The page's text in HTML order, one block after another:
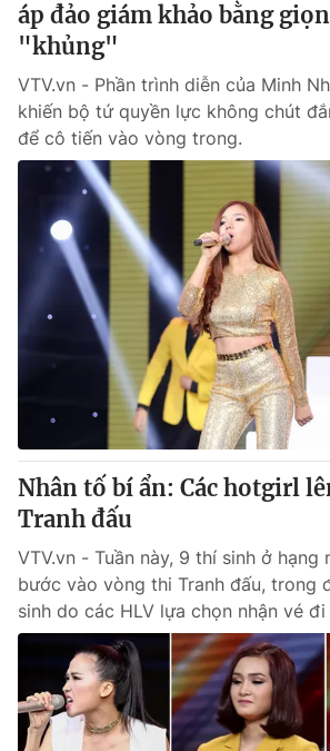
Emagazine Podcast
Photo
Video Shorts
VTV Money VTV Thể
VTV Sức khoẻ Bất
Thị trường 24h Tấm lòng
Vươn
VTV9 VTV8
THỜI BÁO VTV
áp đảo giám khảo bằng
"khủng"
VTV.vn - Phần trình diễn của Minh
khiến bộ tứ quyền lực không chút
để cô tiến vào vòng trong.
Nhân tố bí ẩn: Các hotgirl
Tranh đấu
VTV.vn - Tuần này, 9 thí sinh ở hạng
bước vào vòng thi Tranh đấu, trong
sinh do các HLV lựa chọn nhận vé